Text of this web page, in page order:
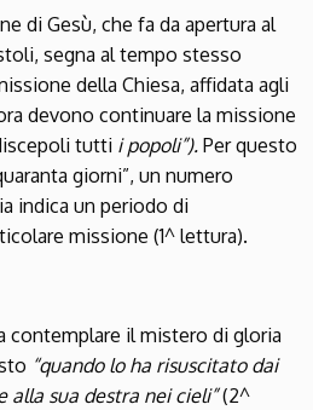
di Gesù, che fa da apertura al
segna al tempo stesso
della Chiesa, affidata agli
devono continuare la missione
tutti i popoli”). Per questo
giorni”, un numero
indica un periodo di
missione (1^ lettura).
contemplare il mistero di gloria
“quando lo ha risuscitato dai
alla sua destra nei cieli”(2^